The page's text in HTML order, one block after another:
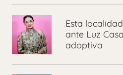
Esta
ante Luz
adoptiva